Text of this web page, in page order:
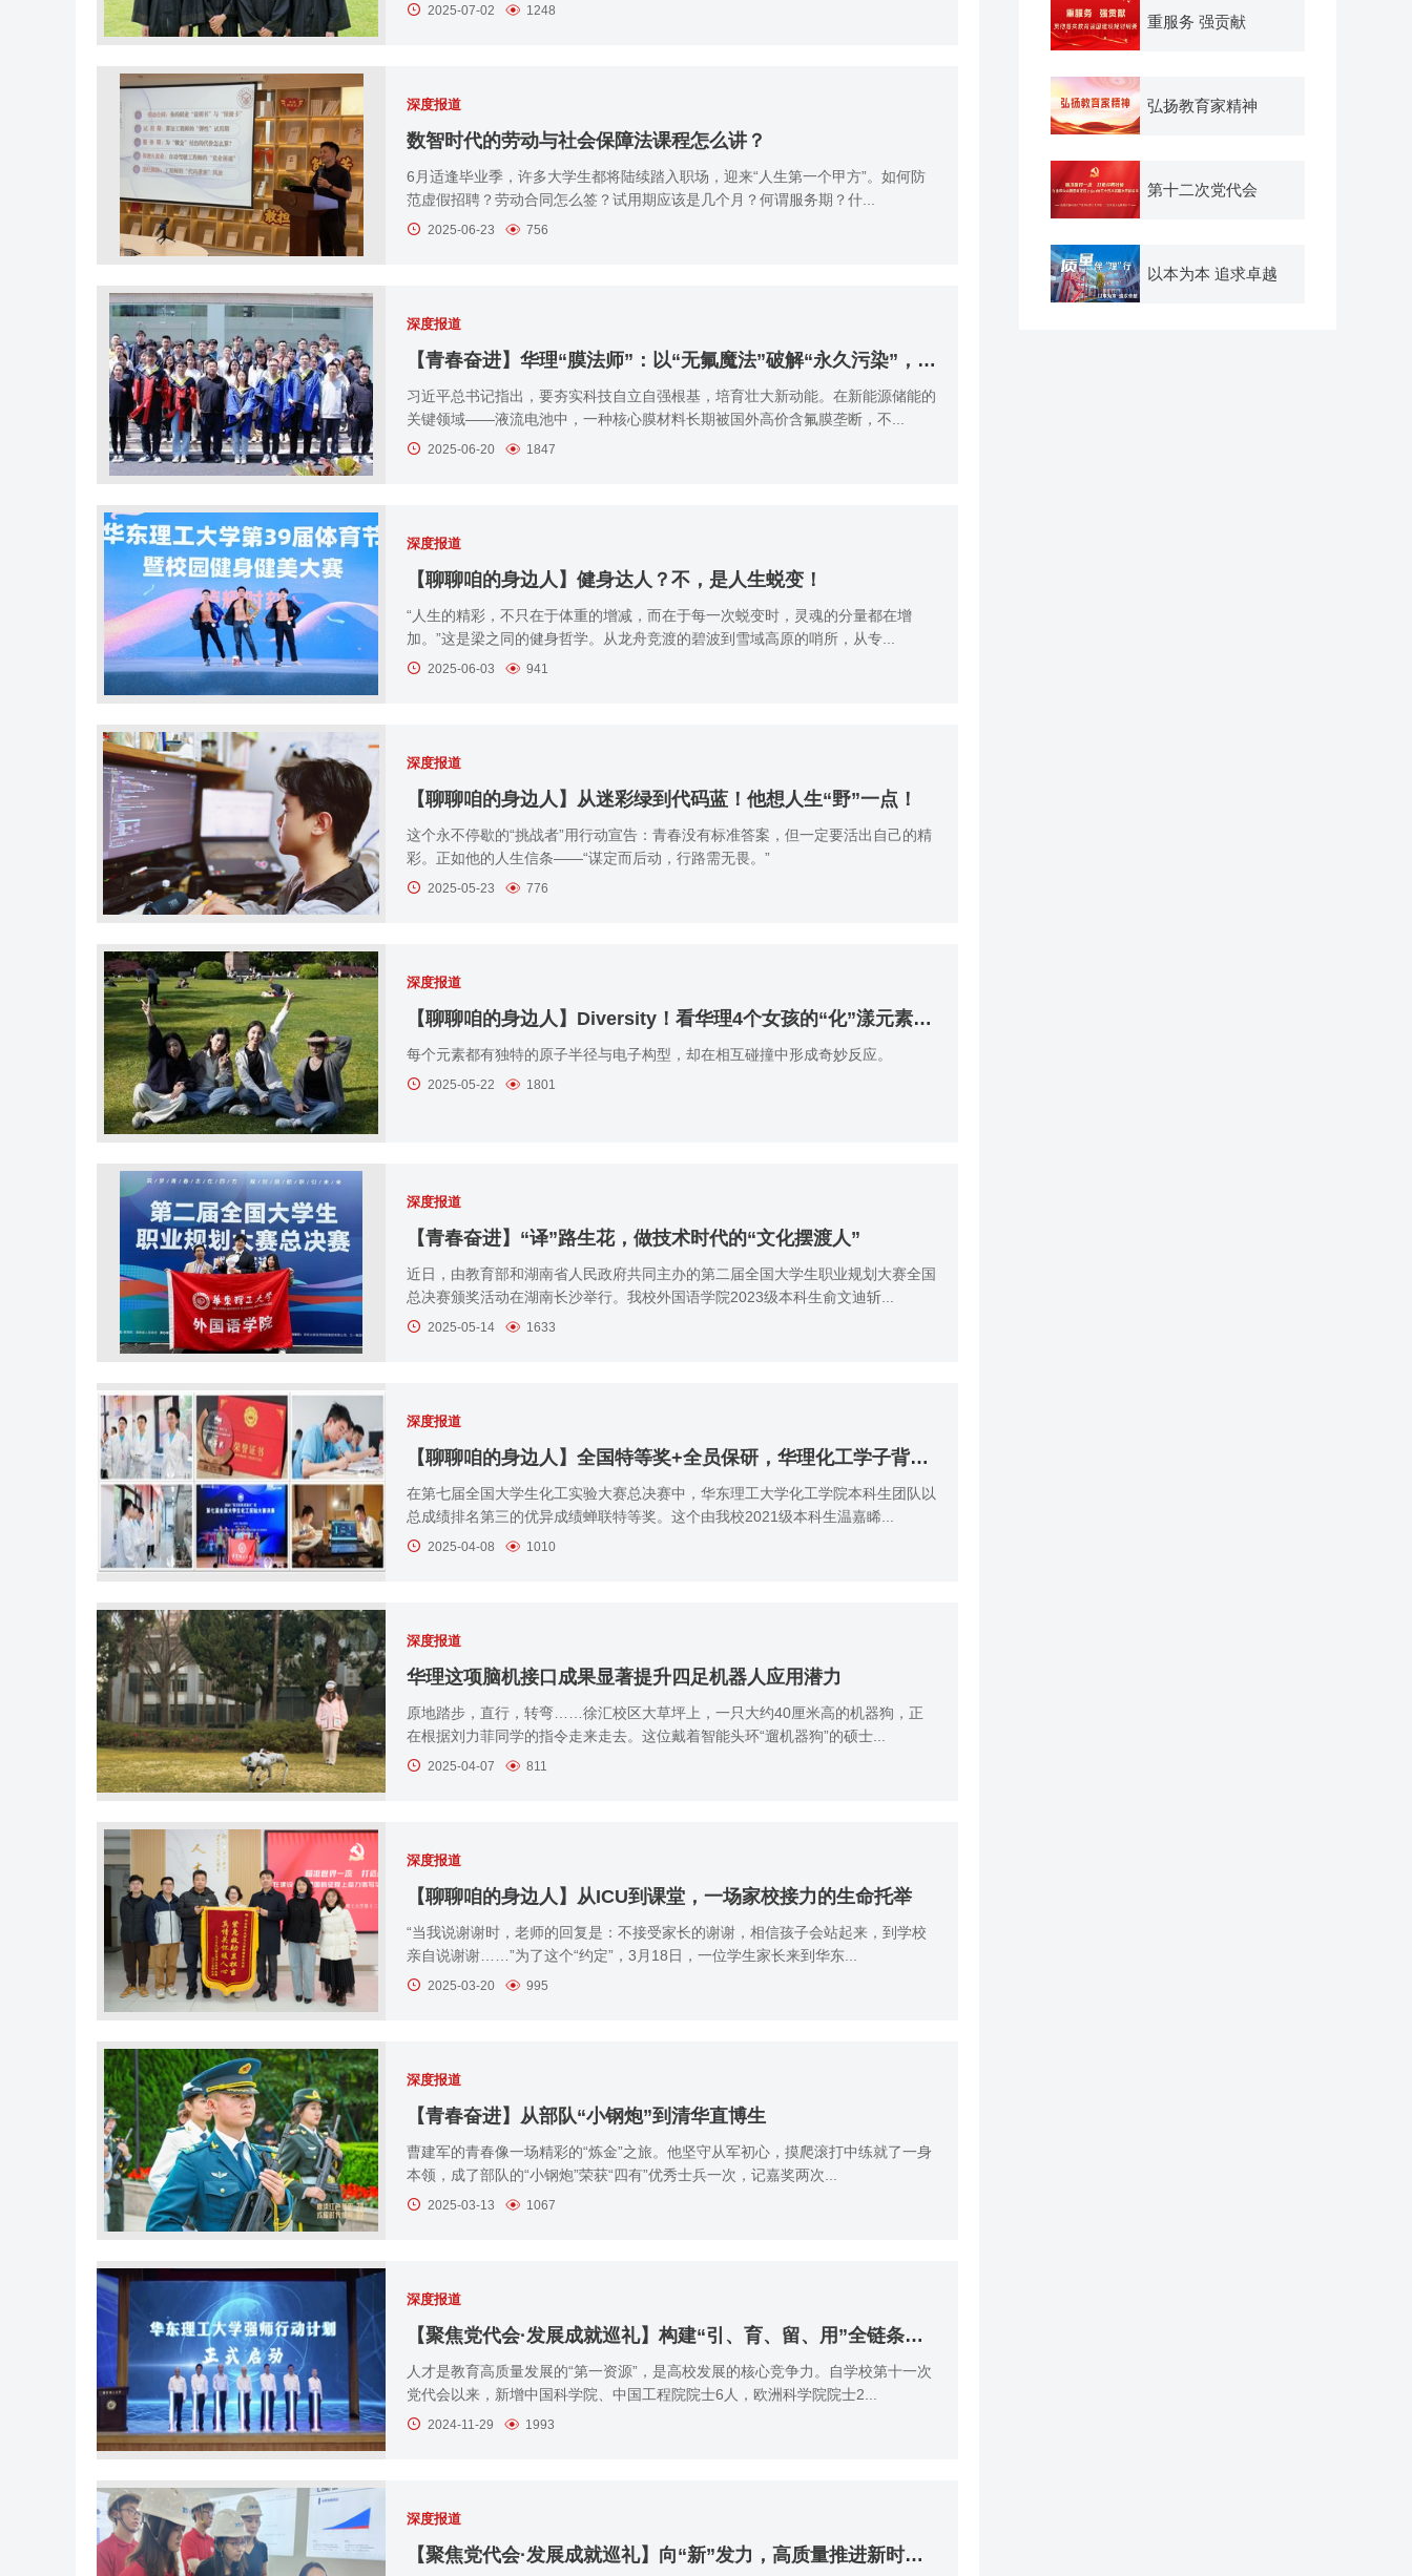
2025-07-02 1248
深度报道
​数智时代的劳动与社会保障法课程怎么讲？
6月适逢毕业季，许多大学生都将陆续踏入职场，迎来“人生第一个甲方”。如何防
范虚假招聘？劳动合同怎么签？试用期应该是几个月？何谓服务期？什...
2025-06-23 756
深度报道
【青春奋进】华理“膜法师”：以“无氟魔法”破解“永久污染”，引领绿色储能新未来
习近平总书记指出，要夯实科技自立自强根基，培育壮大新动能。在新能源储能的
关键领域——液流电池中，一种核心膜材料长期被国外高价含氟膜垄断，不...
2025-06-20 1847
深度报道
【聊聊咱的身边人】健身达人？不，是人生蜕变！
“人生的精彩，不只在于体重的增减，而在于每一次蜕变时，灵魂的分量都在增
加。”这是梁之同的健身哲学。从龙舟竞渡的碧波到雪域高原的哨所，从专...
2025-06-03 941
深度报道
【聊聊咱的身边人】从迷彩绿到代码蓝！他想人生“野”一点！
这个永不停歇的“挑战者”用行动宣告：青春没有标准答案，但一定要活出自己的精
彩。正如他的人生信条——“谋定而后动，行路需无畏。”
2025-05-23 776
深度报道
【聊聊咱的身边人】Diversity！看华理4个女孩的“化”漾元素人生
每个元素都有独特的原子半径与电子构型，却在相互碰撞中形成奇妙反应。
2025-05-22 1801
深度报道
【青春奋进】“译”路生花，做技术时代的“文化摆渡人”
近日，由教育部和湖南省人民政府共同主办的第二届全国大学生职业规划大赛全国
总决赛颁奖活动在湖南长沙举行。我校外国语学院2023级本科生俞文迪斩...
2025-05-14 1633
深度报道
【聊聊咱的身边人】全国特等奖+全员保研，华理化工学子背后的“学风密码”
在第七届全国大学生化工实验大赛总决赛中，华东理工大学化工学院本科生团队以
总成绩排名第三的优异成绩蝉联特等奖。这个由我校2021级本科生温嘉睎...
2025-04-08 1010
深度报道
华理这项脑机接口成果显著提升四足机器人应用潜力
原地踏步，直行，转弯……徐汇校区大草坪上，一只大约40厘米高的机器狗，正
在根据刘力菲同学的指令走来走去。这位戴着智能头环“遛机器狗”的硕士...
2025-04-07 811
深度报道
【聊聊咱的身边人】从ICU到课堂，一场家校接力的生命托举
​“当我说谢谢时，老师的回复是：不接受家长的谢谢，相信孩子会站起来，到学校
亲自说谢谢……”为了这个“约定”，3月18日，一位学生家长来到华东...
2025-03-20 995
深度报道
【青春奋进】从部队“小钢炮”到清华直博生
曹建军的青春像一场精彩的“炼金”之旅。他坚守从军初心，摸爬滚打中练就了一身
本领，成了部队的“小钢炮”荣获“四有”优秀士兵一次，记嘉奖两次...
2025-03-13 1067
深度报道
【聚焦党代会·发展成就巡礼】构建“引、育、留、用”全链条人才生态，打造一流师资队伍
人才是教育高质量发展的“第一资源”，是高校发展的核心竞争力。自学校第十一次
党代会以来，新增中国科学院、中国工程院院士6人，欧洲科学院院士2...
2024-11-29 1993
深度报道
【聚焦党代会·发展成就巡礼】向“新”发力，高质量推进新时代人才培养
重服务 强贡献
弘扬教育家精神
第十二次党代会
以本为本 追求卓越